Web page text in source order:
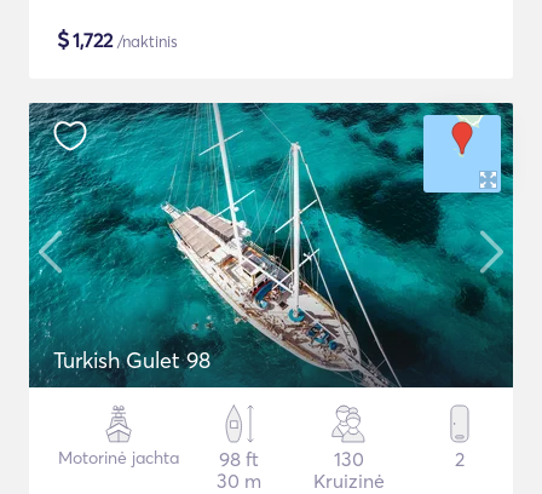
$1,722/naktinis
Turkish Gulet 98
Motorinė jachta
98 ft
30 m
130
Kruizinė
2